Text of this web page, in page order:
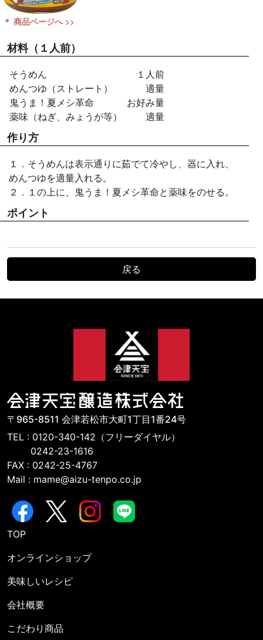
＊ 商品ページへ >>
材料（１人前）
そうめん
１人前
めんつゆ（ストレート）
適量
鬼うま！夏メシ革命
お好み量
薬味（ねぎ、みょうが等）
適量
作り方
１．そうめんは表示通りに茹でて冷やし、器に入れ、
めんつゆを適量入れる。
２．１の上に、鬼うま！夏メシ革命と薬味をのせる。
ポイント
戻る
〒965-8511 会津若松市大町1丁目1番24号
TEL : 0120-340-142（フリーダイヤル）
0242-23-1616
FAX : 0242-25-4767
Mail : mame@aizu-tenpo.co.jp
TOP
オンラインショップ
美味しいレシピ
会社概要
こだわり商品